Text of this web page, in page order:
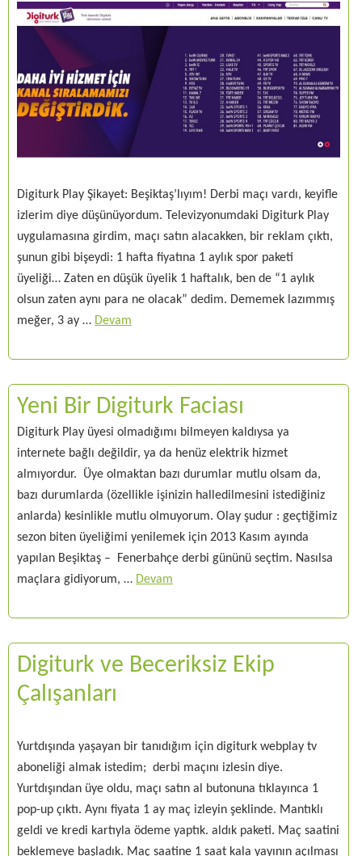
Digiturk Play Şikayet: Beşiktaş’lıyım! Derbi maçı vardı, keyifle
izlerim diye düşünüyordum. Televizyonumdaki Digiturk Play
uygulamasına girdim, maçı satın alacakken, bir reklam çıktı,
şunun gibi bişeydi: 1 hafta fiyatına 1 aylık spor paketi
üyeliği… Zaten en düşük üyelik 1 haftalık, ben de “1 aylık
olsun zaten aynı para ne olacak” dedim. Dememek lazımmış
meğer, 3 ay … Devam
Yeni Bir Digiturk Faciası
Digiturk Play üyesi olmadığımı bilmeyen kaldıysa ya
internete bağlı değildir, ya da henüz elektrik hizmet
almıyordur. Üye olmaktan bazı durumlar mutlu olsam da,
bazı durumlarda (özellikle işinizin halledilmesini istediğiniz
anlarda) kesinlikle mutlu olmuyorum. Olay şudur : geçtiğimiz
sezon biten üyeliğimi yenilemek için 2013 Kasım ayında
yapılan Beşiktaş – Fenerbahçe derbi gününü seçtim. Nasılsa
maçlara gidiyorum, … Devam
Digiturk ve Beceriksiz Ekip
Çalışanları
Yurtdışında yaşayan bir tanıdığım için digiturk webplay tv
aboneliği almak istedim; derbi maçını izlesin diye.
Yurtdışından üye oldu, maçı satın al butonuna tıklayınca 1
pop-up çıktı. Aynı fiyata 1 ay maç izleyin şeklinde. Mantıklı
geldi ve kredi kartıyla ödeme yaptık. aldık paketi. Maç saatini
beklemeye başladık. Maç saatine 1 saat kala yayının açılması